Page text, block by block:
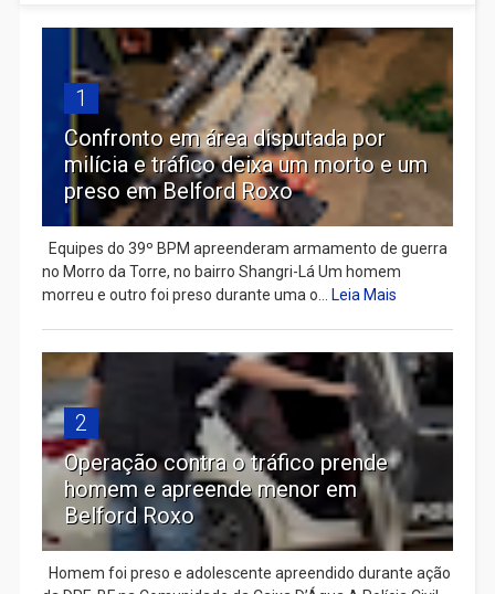
1
Confronto em área disputada por
milícia e tráfico deixa um morto e um
preso em Belford Roxo
Equipes do 39º BPM apreenderam armamento de guerra
no Morro da Torre, no bairro Shangri-Lá Um homem
morreu e outro foi preso durante uma o...
Leia Mais
2
Operação contra o tráfico prende
homem e apreende menor em
Belford Roxo
Homem foi preso e adolescente apreendido durante ação